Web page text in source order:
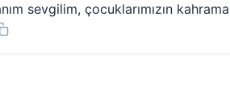
sevgilim, çocuklarımızın